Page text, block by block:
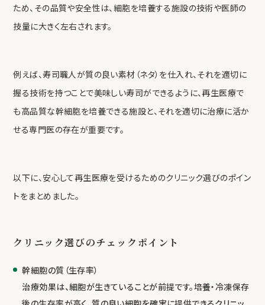
ため、その品質や安全性は、細胞を培養する施設の技術や医師の
技量に大きく左右されます。
例えば、寿司職人が質の良い素材（ネタ）を仕入れ、それを適切に
握る技術を持つことで美味しい寿司ができるように、再生医療で
も高品質な幹細胞を培養できる施設と、それを適切に治療に活か
せる専門医の存在が重要です。
以下に、安心して再生医療を受けるためのクリニック選びのポイン
トをまとめました。
クリニック選びのチェックポイント
幹細胞の質（生存率）
治療効果は、細胞が生きていることが前提です。培養・冷凍保存